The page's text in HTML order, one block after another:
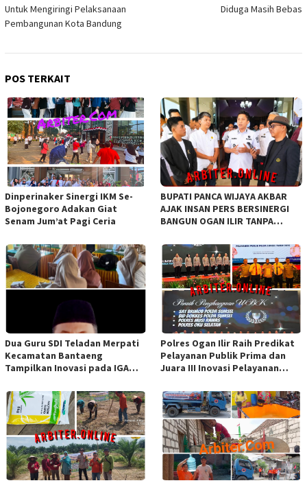
Untuk Mengiringi Pelaksanaan
Pembangunan Kota Bandung
Diduga Masih Bebas
POS TERKAIT
Dinperinaker Sinergi IKM Se-
Bojonegoro Adakan Giat
Senam Jum’at Pagi Ceria
BUPATI PANCA WIJAYA AKBAR
AJAK INSAN PERS BERSINERGI
BANGUN OGAN ILIR TANPA
Dua Guru SDI Teladan Merpati
Kecamatan Bantaeng
Tampilkan Inovasi pada IGA
Sulawesi
Polres Ogan Ilir Raih Predikat
Pelayanan Publik Prima dan
Juara III Inovasi Pelayanan